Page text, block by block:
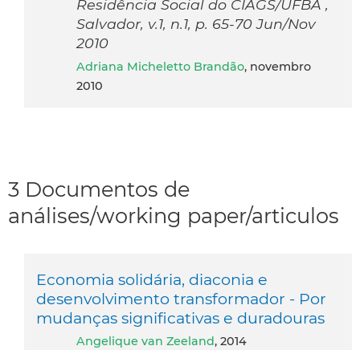
Residência Social do CIAGS/UFBA ,
Salvador, v.1, n.1, p. 65-70 Jun/Nov
2010
Adriana Micheletto Brandão, novembro
2010
3 Documentos de
análises/working paper/articulos
Economia solidária, diaconia e
desenvolvimento transformador - Por
mudanças significativas e duradouras
Angelique van Zeeland, 2014